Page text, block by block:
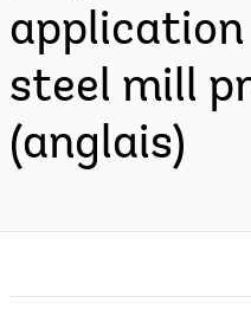
steel mill
(anglais)